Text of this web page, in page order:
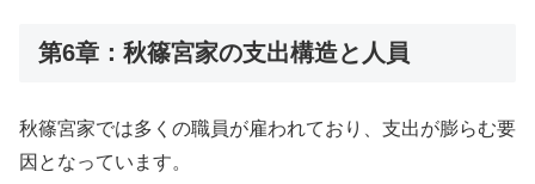
第6章：秋篠宮家の支出構造と人員
秋篠宮家では多くの職員が雇われており、支出が膨らむ要
因となっています。